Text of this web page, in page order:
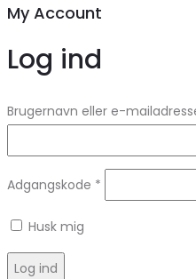
My Account
Log ind
Brugernavn eller e-
Adgangskode *
Husk mig
Log ind